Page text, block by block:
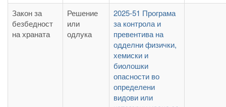
Закон за
безбедност
на храната
Решение
или
одлука
2025-51 Програма
за контрола и
превентива на
одделни физички,
хемиски и
биолошки
опасности во
определени
видови или